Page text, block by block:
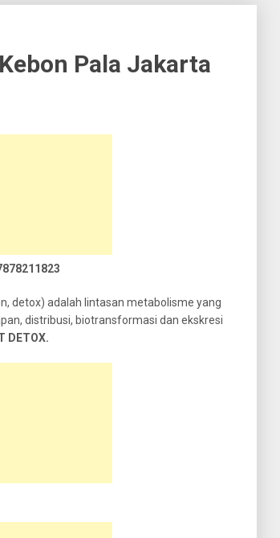
Pala Jakarta
detox) adalah lintasan metabolisme yang
distribusi, biotransformasi dan ekskresi
DETOX.